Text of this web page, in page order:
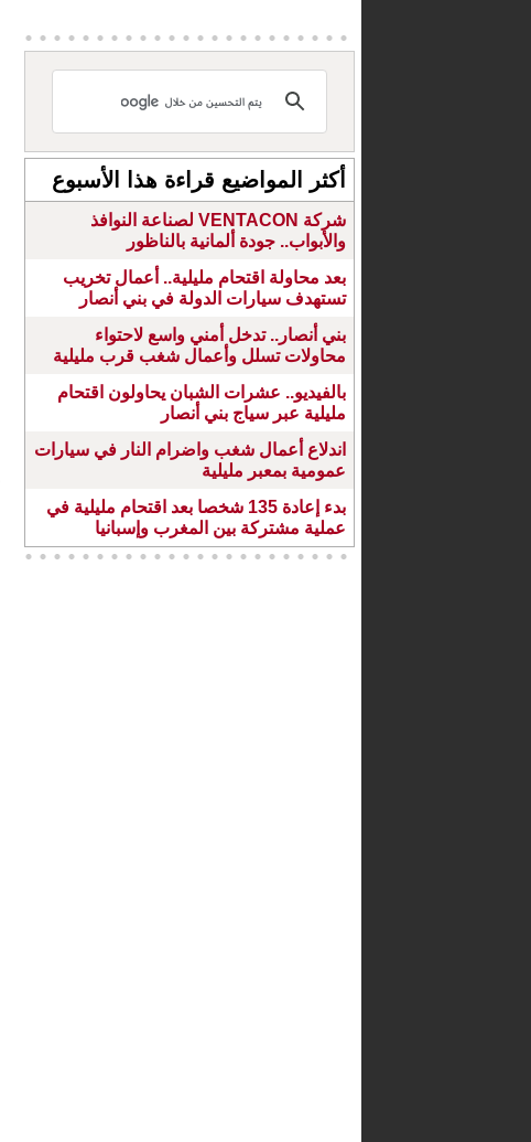
أكثر المواضيع قراءة هذا الأسبوع
شركة VENTACON لصناعة النوافذ
والأبواب.. جودة ألمانية بالناظور
بعد محاولة اقتحام مليلية.. أعمال تخريب
تستهدف سيارات الدولة في بني أنصار
بني أنصار.. تدخل أمني واسع لاحتواء
محاولات تسلل وأعمال شغب قرب مليلية
بالفيديو.. عشرات الشبان يحاولون اقتحام
مليلية عبر سياج بني أنصار
اندلاع أعمال شغب واضرام النار في سيارات
عمومية بمعبر مليلية
بدء إعادة 135 شخصا بعد اقتحام مليلية في
عملية مشتركة بين المغرب وإسبانيا